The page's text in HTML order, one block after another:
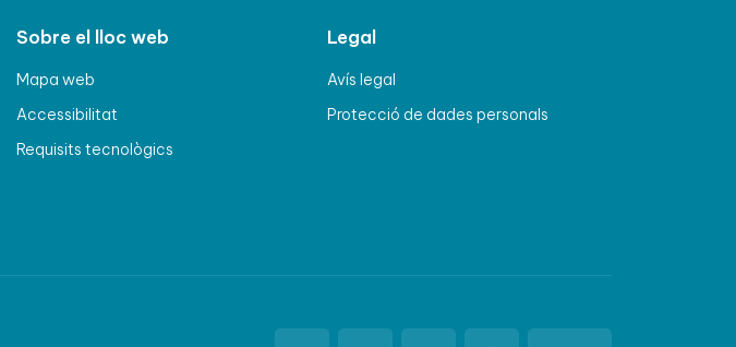
Sobre el lloc web
Mapa web
Accessibilitat
Requisits tecnològics
Legal
Avís legal
Protecció de dades personals